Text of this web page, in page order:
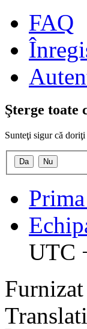
FAQ
Şterge
Sunteţi sigur că
UTC
Furnizat